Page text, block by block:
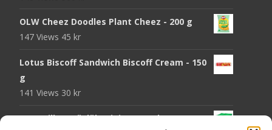
OLW Cheez Doodles Plant Cheez - 200 g
147 Views 45 kr
Lotus Biscoff Sandwich Biscoff Cream - 150
g
141 Views 30 kr
OLW Dill & Gräslök Mini Storpack - 20 x 40 g